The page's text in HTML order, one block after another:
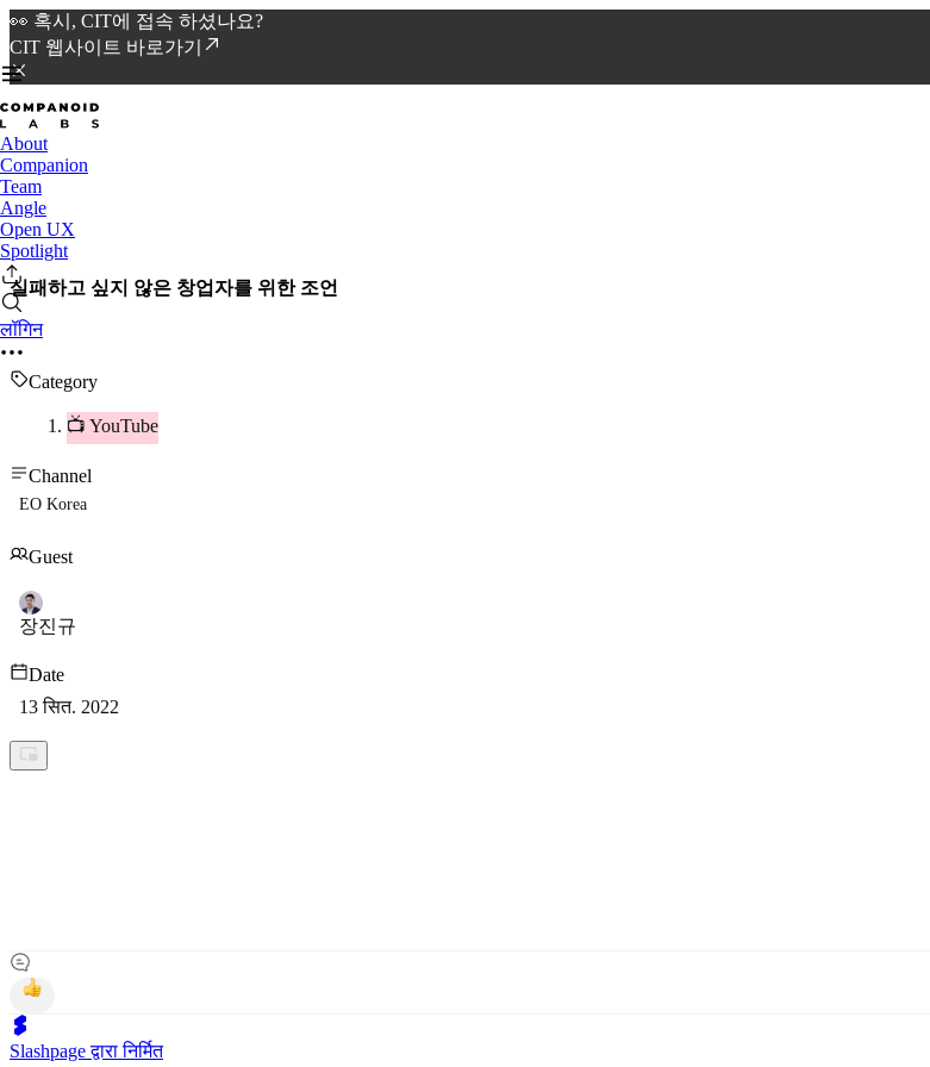
👀 혹시, CIT에 접속 하셨나요?
CIT 웹사이트 바로가기
About
Companion
Team
Angle
Open UX
Spotlight
लॉगिन
실패하고 싶지 않은 창업자를 위한 조언
Category
📺 YouTube
Channel
EO Korea
Guest
장진규
Date
13 सित. 2022
Slashpage द्वारा निर्मित